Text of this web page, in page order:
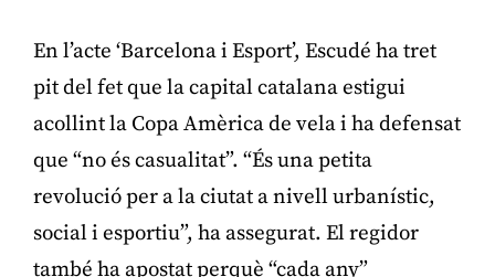
En l’acte ‘Barcelona i Esport’, Escudé ha tret
pit del fet que la capital catalana estigui
acollint la Copa Amèrica de vela i ha defensat
que “no és casualitat”. “És una petita
revolució per a la ciutat a nivell urbanístic,
social i esportiu”, ha assegurat. El regidor
també ha apostat perquè “cada any”